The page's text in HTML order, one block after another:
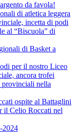
da favola!
di atletica leggera
incetta di podi
al “Biscuola” di
di Basket a
per il nostro Liceo
ancora trofei
provinciali nella
ospite al Battaglini
il Celio Roccati nel
2024